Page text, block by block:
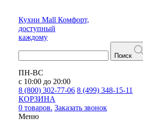
Кухни Mall Комфорт,
доступный
каждому
Поиск
ПН-ВС
с 10:00 до 20:00
8 (800) 302-77-06 8 (499) 348-15-11
КОРЗИНА
0 товаров. Заказать звонок
Меню